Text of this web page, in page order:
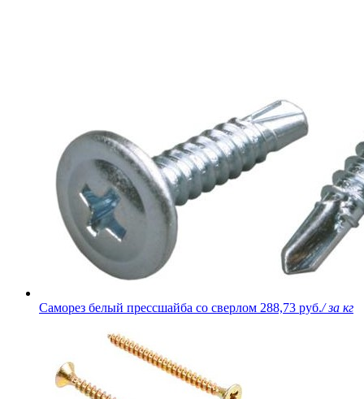
Саморез белый прессшайба со сверлом 288,73 руб./ за кг